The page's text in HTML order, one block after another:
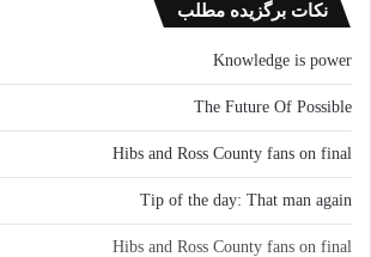
نکات برگزیده مطلب
Knowledge is power
The Future Of Possible
Hibs and Ross County fans on final
Tip of the day: That man again
Hibs and Ross County fans on final